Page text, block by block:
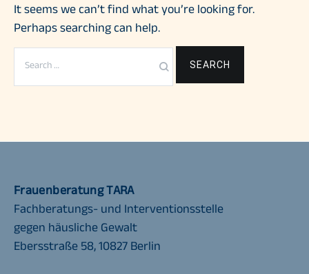
It seems we can’t find what you’re looking for.
Perhaps searching can help.
Frauenberatung TARA
Fachberatungs- und Interventionsstelle
gegen häusliche Gewalt
Ebersstraße 58, 10827 Berlin